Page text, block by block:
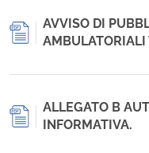
AVVISO DI
AMBULATORIALI
ALLEGATO B
INFORMATIVA.